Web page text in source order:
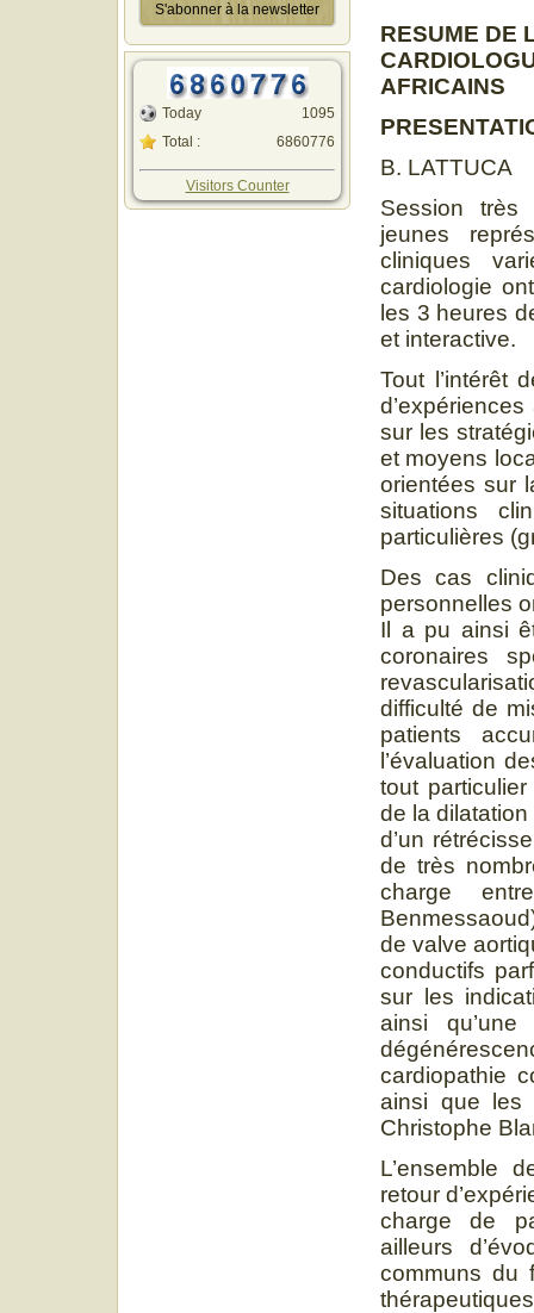
Today
Total :
1095
6860776
Visitors Counter
RESUME DE
AFRICAINS
B. LATTUCA
Session très
jeunes
cliniques
cardiologie
les 3 heures
et interactive.
Tout l’intérêt
sur les
et moyens
orientées sur
situations
particulières
Des cas
personnelles
Il a pu ainsi
coronaires
difficulté de
patients
l’évaluation
tout
de la
d’un
de très
charge
de valve
conductifs
sur les
ainsi
cardiopathie
ainsi que les
Christophe
L’ensemble
retour
charge de
ailleurs
communs du